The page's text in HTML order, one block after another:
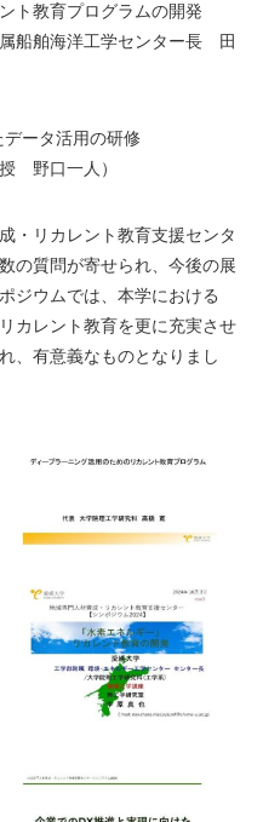
ト教育プログラムの開発
船舶海洋工学センター長 田
ータ活用の研修
野口一人）
・リカレント教育支援センタ
の質問が寄せられ、今後の展
ジウムでは、本学における
カレント教育を更に充実させ
、有意義なものとなりまし